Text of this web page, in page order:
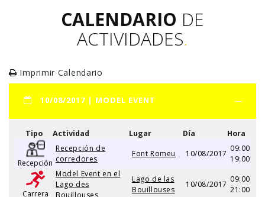
CALENDARIO DE
ACTIVIDADES.
Imprimir Calendario
10/08/2017 | MODEL EVENT
Tipo Actividad Lugar Día Hora
Recepción
Recepción de
corredores
Font Romeu 10/08/2017
09:00
19:00
Carrera
Model Event en el
Lago des
Bouillouses
Lago de las
Bouillouses
10/08/2017
09:00
21:00